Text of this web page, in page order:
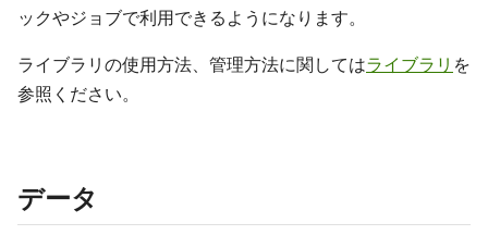
ックやジョブで利用できるようになります。
ライブラリの使用方法、管理方法に関してはライブラリ を
参照ください。
データ